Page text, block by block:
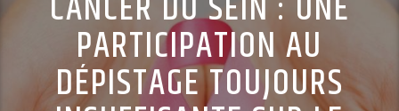
PARTICIPATION AU
DÉPISTAGE TOUJOURS